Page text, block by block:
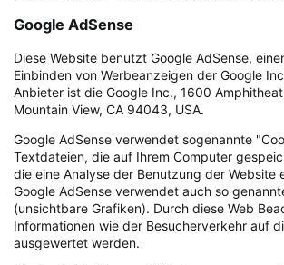
Google AdSense
Diese Website benutzt Google AdSense,
Einbinden von Werbeanzeigen der Google
Anbieter ist die Google Inc., 1600
Mountain View, CA 94043, USA.
Google AdSense verwendet sogenannte
Textdateien, die auf Ihrem Computer
die eine Analyse der Benutzung der Website
Google AdSense verwendet auch so
(unsichtbare Grafiken). Durch diese Web
Informationen wie der Besucherverkehr auf
ausgewertet werden.